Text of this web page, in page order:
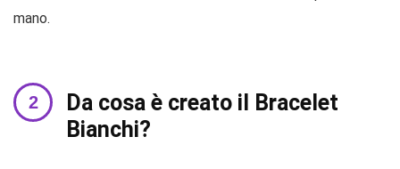
mano.
Da cosa è creato il Bracelet
Bianchi?